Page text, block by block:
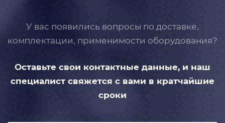
У вас появились вопросы по доставке,
комплектации, применимости оборудования?
Оставьте свои контактные данные, и наш
специалист свяжется с вами в кратчайшие
сроки